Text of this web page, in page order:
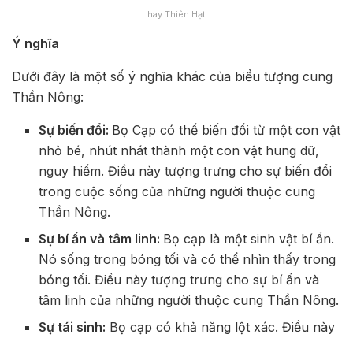
hay Thiên Hạt
Ý nghĩa
Dưới đây là một số ý nghĩa khác của biểu tượng cung
Thần Nông:
Sự biến đổi: Bọ Cạp có thể biến đổi từ một con vật
nhỏ bé, nhút nhát thành một con vật hung dữ,
nguy hiểm. Điều này tượng trưng cho sự biến đổi
trong cuộc sống của những người thuộc cung
Thần Nông.
Sự bí ẩn và tâm linh: Bọ cạp là một sinh vật bí ẩn.
Nó sống trong bóng tối và có thể nhìn thấy trong
bóng tối. Điều này tượng trưng cho sự bí ẩn và
tâm linh của những người thuộc cung Thần Nông.
Sự tái sinh: Bọ cạp có khả năng lột xác. Điều này